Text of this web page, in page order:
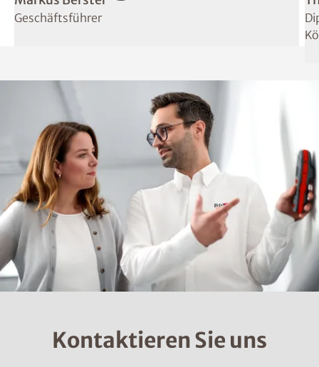
Geschäftsführer
Kontaktieren Sie uns